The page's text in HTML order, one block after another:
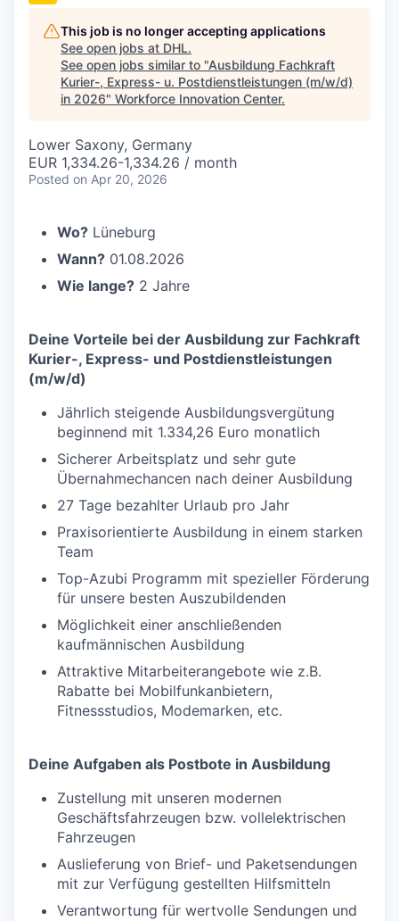
This job is no longer accepting applications
See open jobs at DHL.
See open jobs similar to "Ausbildung Fachkraft
Kurier-, Express- u. Postdienstleistungen (m/w/d)
in 2026" Workforce Innovation Center.
Lower Saxony, Germany
EUR 1,334.26-1,334.26 / month
Posted on Apr 20, 2026
Wo? Lüneburg
Wann? 01.08.2026
Wie lange? 2 Jahre
Deine Vorteile bei der Ausbildung zur Fachkraft
Kurier-, Express- und Postdienstleistungen
(m/w/d)
Jährlich steigende Ausbildungsvergütung
beginnend mit 1.334,26 Euro monatlich
Sicherer Arbeitsplatz und sehr gute
Übernahmechancen nach deiner Ausbildung
27 Tage bezahlter Urlaub pro Jahr
Praxisorientierte Ausbildung in einem starken
Team
Top-Azubi Programm mit spezieller Förderung
für unsere besten Auszubildenden
Möglichkeit einer anschließenden
kaufmännischen Ausbildung
Attraktive Mitarbeiterangebote wie z.B.
Rabatte bei Mobilfunkanbietern,
Fitnessstudios, Modemarken, etc.
Deine Aufgaben als Postbote in Ausbildung
Zustellung mit unseren modernen
Geschäftsfahrzeugen bzw. vollelektrischen
Fahrzeugen
Auslieferung von Brief- und Paketsendungen
mit zur Verfügung gestellten Hilfsmitteln
Verantwortung für wertvolle Sendungen und